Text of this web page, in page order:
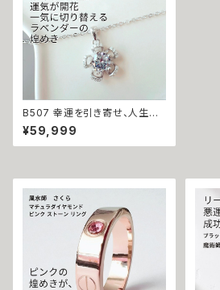
B507 幸運を引き寄せ、人生に
素晴らしい出会いをもたらす デ
ビル・ブルーム 大粒 タンザナイ
トカラー モアッサナイト 1ct フラ
魔術 悪魔術 黒魔術 おまじない
呪 本物 魔術師 魔法 強力 出会
い 仕事 仲間 願いを叶える モア
¥59,999